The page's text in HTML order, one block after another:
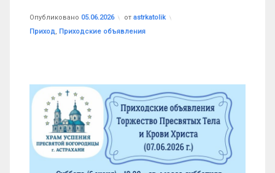
Опубликовано 05.06.2026 от astrkatolik
Рубрики:
Приход, Приходские объявления